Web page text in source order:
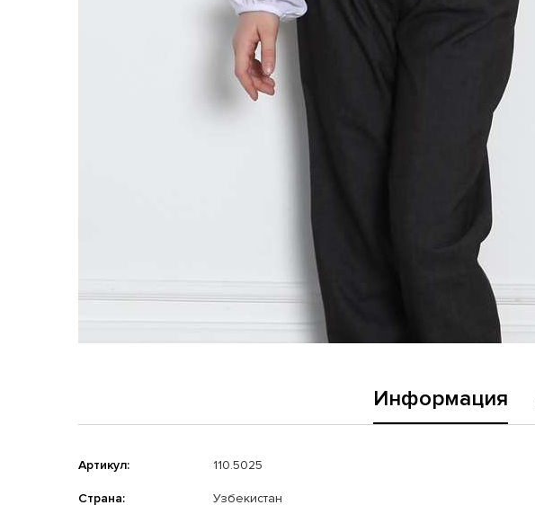
Информация
Артикул: 110.5025
Страна: Узбекистан